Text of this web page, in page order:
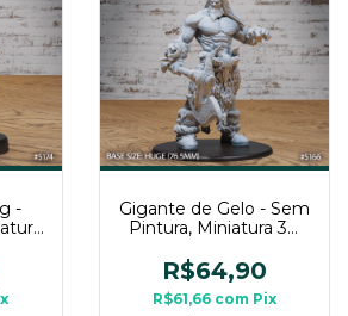
-
Gigante de Gelo - Sem
Pintura, Miniatura 3D
Mesa
R$64,90
R$61,66 com Pix